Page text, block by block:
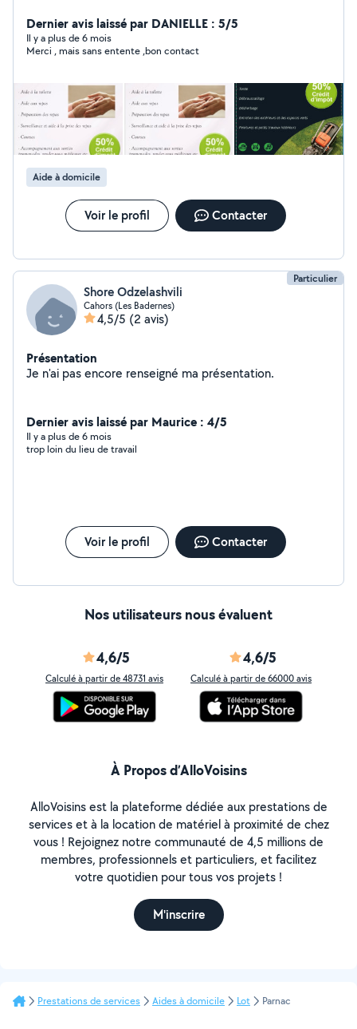
Dernier avis laissé par DANIELLE : 5/5
Il y a plus de 6 mois
Merci , mais sans entente ,bon contact
Aide à domicile
Voir le profil Contacter
Particulier
Shore Odzelashvili
Cahors (Les Badernes)
4,5/5 (2 avis)
Présentation
Je n'ai pas encore renseigné ma présentation.
Dernier avis laissé par Maurice : 4/5
Il y a plus de 6 mois
trop loin du lieu de travail
Voir le profil Contacter
Nos utilisateurs nous évaluent
4,6/5
Calculé à partir de 48731 avis
4,6/5
Calculé à partir de 66000 avis
À Propos d’AlloVoisins
AlloVoisins est la plateforme dédiée aux prestations de
services et à la location de matériel à proximité de chez
vous ! Rejoignez notre communauté de 4,5 millions de
membres, professionnels et particuliers, et facilitez
votre quotidien pour tous vos projets !
M'inscrire
Prestations de services Aides à domicile Lot Parnac